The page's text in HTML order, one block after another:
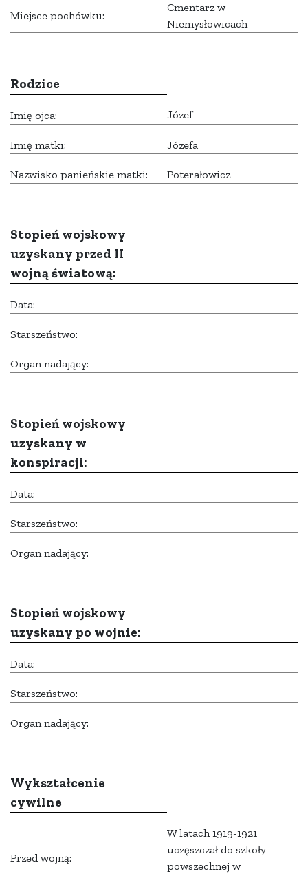
Miejsce pochówku:
Cmentarz w
Niemysłowicach
Rodzice
Imię ojca: Józef
Imię matki: Józefa
Nazwisko panieńskie matki: Poterałowicz
Stopień wojskowy
uzyskany przed II
wojną światową:
Data:
Starszeństwo:
Organ nadający:
Stopień wojskowy
uzyskany w
konspiracji:
Data:
Starszeństwo:
Organ nadający:
Stopień wojskowy
uzyskany po wojnie:
Data:
Starszeństwo:
Organ nadający:
Wykształcenie
cywilne
Przed wojną:
W latach 1919-1921
uczęszczał do szkoły
powszechnej w